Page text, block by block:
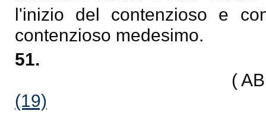
l'inizio del contenzioso e
contenzioso medesimo.
51.
(
(19)